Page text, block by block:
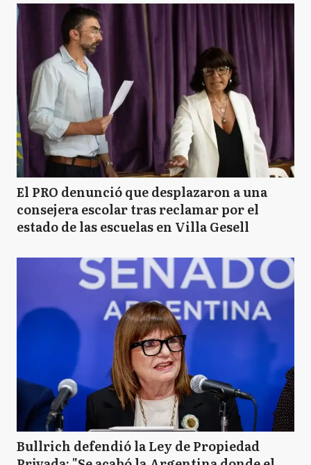
El PRO denunció que desplazaron a una
consejera escolar tras reclamar por el
estado de las escuelas en Villa Gesell
Bullrich defendió la Ley de Propiedad